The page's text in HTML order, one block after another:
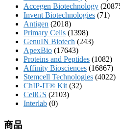
Accegen Biotechnology
Invent Biotechnologies (71)
Antigen (2018)
Primary Cells (1398)
GenuIN Biotech (243)
ApexBio (17643)
Proteins and Peptides (1082)
Affinity Biosciences (16867)
Stemcell Technologies (4022)
ChIP-IT® Kit (32)
CellGS (2103)
Interlab (0)
商品